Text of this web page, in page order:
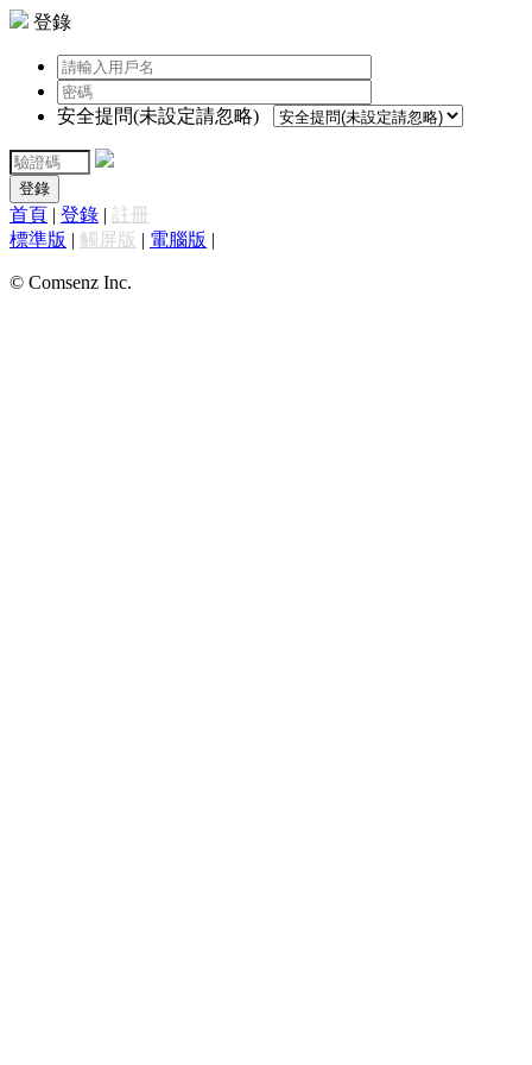
登錄
安全提問(未設定請忽略)
登錄
首頁 | 登錄 | 註冊
標準版 | 觸屏版 | 電腦版 |
© Comsenz Inc.